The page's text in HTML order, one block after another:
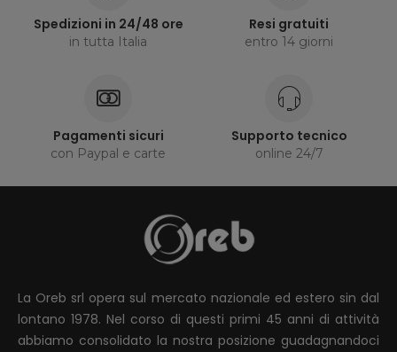
Spedizioni in 24/48 ore
in tutta Italia
Resi gratuiti
entro 14 giorni
Pagamenti sicuri
con Paypal e carte
Supporto tecnico
online 24/7
La Oreb srl opera sul mercato nazionale ed estero sin dal
lontano 1978. Nel corso di questi primi 45 anni di attività
abbiamo consolidato la nostra posizione guadagnandoci